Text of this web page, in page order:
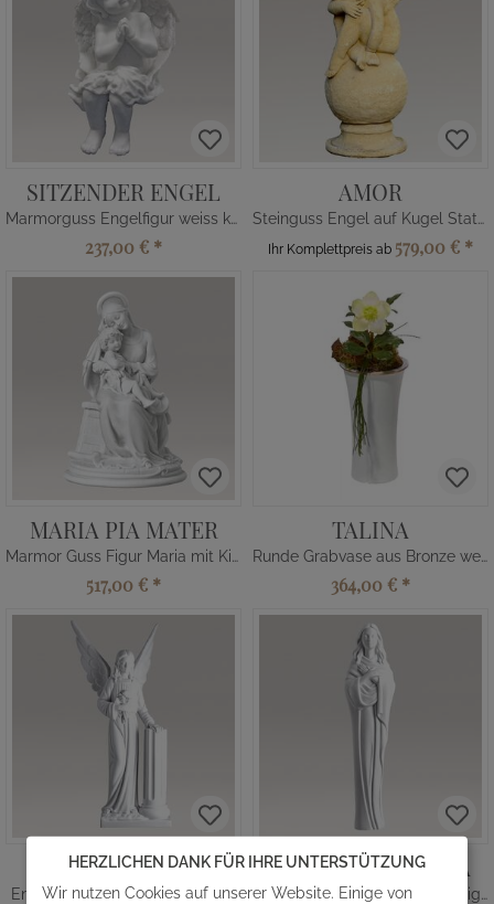
SITZENDER ENGEL
Marmorguss Engelfigur weiss kaufen
237,00 € *
AMOR
Steinguss Engel auf Kugel Statue
Ihr Komplettpreis ab 579,00 € *
MARIA PIA MATER
Marmor Guss Figur Maria mit Kind
517,00 € *
TALINA
Runde Grabvase aus Bronze weiß
364,00 € *
ENGEL MIT SÄULE
Engelskulptur aus Marmorguss
MARIA INNOCENTA
Grab Madonna Marmorguss Figur
HERZLICHEN DANK FÜR IHRE UNTERSTÜTZUNG
Wir nutzen Cookies auf unserer Website. Einige von